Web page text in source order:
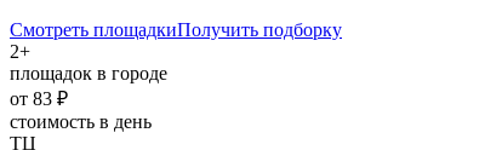
Смотреть площадкиПолучить подборку
2+
площадок в городе
от 83 ₽
стоимость в день
ТЦ